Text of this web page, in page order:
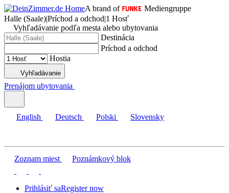
A brand of
Mediengruppe
Halle (Saale)|Príchod a odchod|1 Hosť
Vyhľadávanie podľa mesta alebo ubytovania
Destinácia
Príchod a odchod
Hostia
Vyhľadávanie
Prenájom ubytovania
English Deutsch Polski Slovensky
Zoznam miest Poznámkový blok
Prihlásiť saRegister now